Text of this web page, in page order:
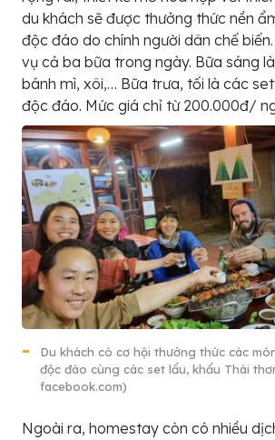
du khách sẽ được thưởng thức nền
độc đáo do chính người dân chế
vụ cả ba bữa trong ngày. Bữa sáng
bánh mì, xôi,… Bữa trưa, tối là các
độc đáo. Mức giá chỉ từ 200.000đ/
Du khách có cơ hội thưởng thức các
độc đáo cùng các set lẩu, khẩu Thái
facebook.com)
Ngoài ra, homestay còn có nhiều